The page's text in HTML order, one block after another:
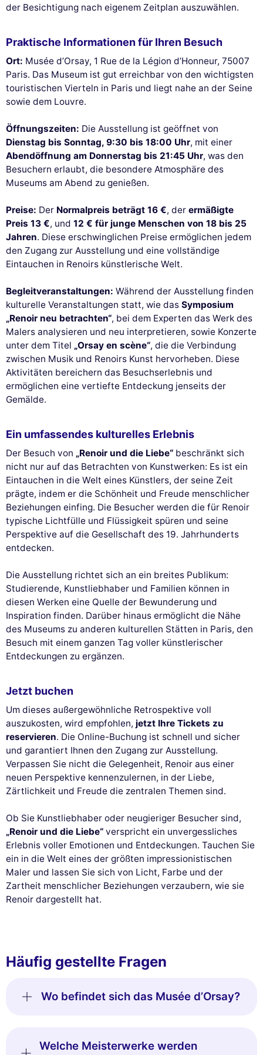
der Besichtigung nach eigenem Zeitplan auszuwählen.
Praktische Informationen für Ihren Besuch
Ort: Musée d’Orsay, 1 Rue de la Légion d’Honneur, 75007
Paris. Das Museum ist gut erreichbar von den wichtigsten
touristischen Vierteln in Paris und liegt nahe an der Seine
sowie dem Louvre.
Öffnungszeiten: Die Ausstellung ist geöffnet von
Dienstag bis Sonntag, 9:30 bis 18:00 Uhr, mit einer
Abendöffnung am Donnerstag bis 21:45 Uhr, was den
Besuchern erlaubt, die besondere Atmosphäre des
Museums am Abend zu genießen.
Preise: Der Normalpreis beträgt 16 €, der ermäßigte
Preis 13 €, und 12 € für junge Menschen von 18 bis 25
Jahren. Diese erschwinglichen Preise ermöglichen jedem
den Zugang zur Ausstellung und eine vollständige
Eintauchen in Renoirs künstlerische Welt.
Begleitveranstaltungen: Während der Ausstellung finden
kulturelle Veranstaltungen statt, wie das Symposium
„Renoir neu betrachten“, bei dem Experten das Werk des
Malers analysieren und neu interpretieren, sowie Konzerte
unter dem Titel „Orsay en scène“, die die Verbindung
zwischen Musik und Renoirs Kunst hervorheben. Diese
Aktivitäten bereichern das Besuchserlebnis und
ermöglichen eine vertiefte Entdeckung jenseits der
Gemälde.
Ein umfassendes kulturelles Erlebnis
Der Besuch von „Renoir und die Liebe“ beschränkt sich
nicht nur auf das Betrachten von Kunstwerken: Es ist ein
Eintauchen in die Welt eines Künstlers, der seine Zeit
prägte, indem er die Schönheit und Freude menschlicher
Beziehungen einfing. Die Besucher werden die für Renoir
typische Lichtfülle und Flüssigkeit spüren und seine
Perspektive auf die Gesellschaft des 19. Jahrhunderts
entdecken.
Die Ausstellung richtet sich an ein breites Publikum:
Studierende, Kunstliebhaber und Familien können in
diesen Werken eine Quelle der Bewunderung und
Inspiration finden. Darüber hinaus ermöglicht die Nähe
des Museums zu anderen kulturellen Stätten in Paris, den
Besuch mit einem ganzen Tag voller künstlerischer
Entdeckungen zu ergänzen.
Jetzt buchen
Um dieses außergewöhnliche Retrospektive voll
auszukosten, wird empfohlen, jetzt Ihre Tickets zu
reservieren. Die Online-Buchung ist schnell und sicher
und garantiert Ihnen den Zugang zur Ausstellung.
Verpassen Sie nicht die Gelegenheit, Renoir aus einer
neuen Perspektive kennenzulernen, in der Liebe,
Zärtlichkeit und Freude die zentralen Themen sind.
Ob Sie Kunstliebhaber oder neugieriger Besucher sind,
„Renoir und die Liebe“ verspricht ein unvergessliches
Erlebnis voller Emotionen und Entdeckungen. Tauchen Sie
ein in die Welt eines der größten impressionistischen
Maler und lassen Sie sich von Licht, Farbe und der
Zartheit menschlicher Beziehungen verzaubern, wie sie
Renoir dargestellt hat.
Häufig gestellte Fragen
Wo befindet sich das Musée d’Orsay?
Welche Meisterwerke werden